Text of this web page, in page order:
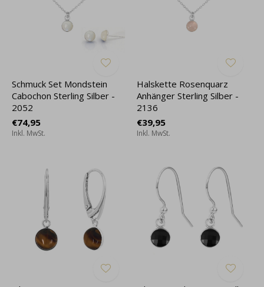
Schmuck Set Mondstein
Cabochon Sterling Silber -
2052
€74,95
Inkl. MwSt.
Halskette Rosenquarz
Anhänger Sterling Silber -
2136
€39,95
Inkl. MwSt.